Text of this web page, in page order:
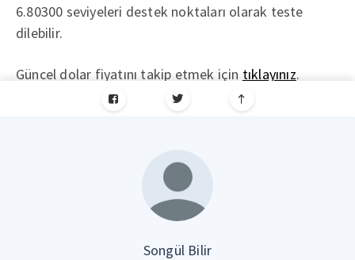
6.80300 seviyeleri destek noktaları olarak teste
dilebilir.
Güncel dolar fiyatını takip etmek için tıklayınız.
Songül Bilir